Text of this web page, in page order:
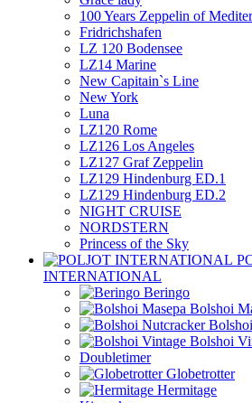
100 Years Zeppelin of
Fridrichshafen
LZ 120 Bodensee
LZ14 Marine
New Capitain`s Line
New York
Luna
LZ120 Rome
LZ126 Los Angeles
LZ127 Graf Zeppelin
LZ129 Hindenburg ED.1
LZ129 Hindenburg ED.2
NIGHT CRUISE
NORDSTERN
Princess of the Sky
INTERNATIONAL
Beringo
Bolshoi
Bolshoi
Doubletimer
Globetrotter
Hermitage